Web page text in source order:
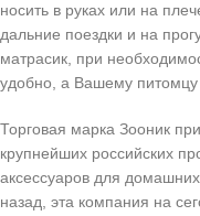
носить в руках или на
дальние поездки и на
матрасик, при
удобно, а Вашему питомцу
Торговая марка Зооник
крупнейших российских
аксессуаров для
назад, эта компания на